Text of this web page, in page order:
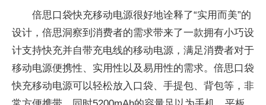
倍思口袋快充移动电源很好地诠释了“实用而美”的
设计，倍思洞察到消费者的需求带来了一款拥有小巧设
计支持快充并自带充电线的移动电源，满足消费者对于
移动电源便携性、实用性以及易用性的需求。倍思口袋
快充移动电源可以轻松放入口袋、手提包、背包等，非